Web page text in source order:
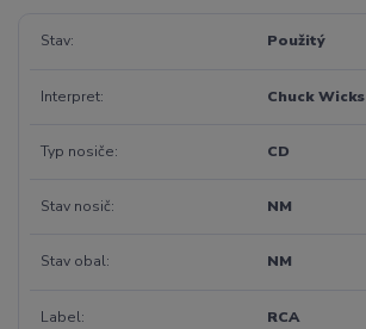
Stav Použitý
Interpret Chuck Wicks
Typ nosiče CD
Stav nosič NM
Stav obal NM
Label RCA